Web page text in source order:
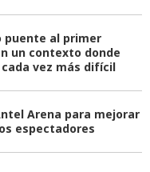
puente al primer
un contexto donde
vez más difícil
Arena para mejorar
espectadores